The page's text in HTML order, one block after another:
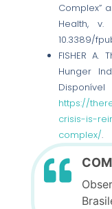
Complex”
Health, v.
10.3389/
FISHER
Hunger
https://
crisis-is-
complex/.